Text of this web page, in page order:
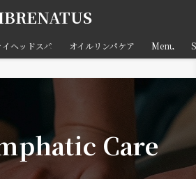
イヘッドスパ オイルリンパケア Menu
Care